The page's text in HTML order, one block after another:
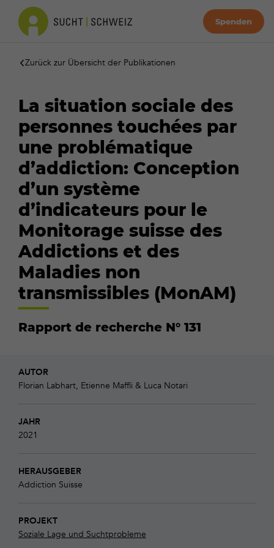
Spenden
Zurück zur Übersicht der Publikationen
La situation sociale des
personnes touchées par
une problématique
d’addiction: Conception
d’un système
d’indicateurs pour le
Monitorage suisse des
Addictions et des
Maladies non
transmissibles (MonAM)
Rapport de recherche N° 131
AUTOR
Florian Labhart, Etienne Maffli & Luca Notari
JAHR
2021
HERAUSGEBER
Addiction Suisse
PROJEKT
Soziale Lage und Suchtprobleme